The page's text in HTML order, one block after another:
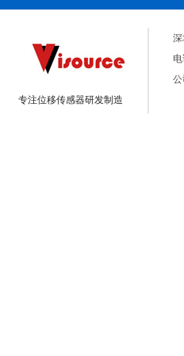
专注位移传感器研发制造
公